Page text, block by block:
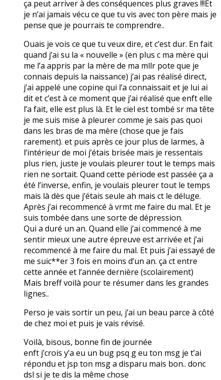
ça peut arriver à des conséquences plus graves !!!Et
je n’ai jamais vécu ce que tu vis avec ton père mais je
pense que je pourrais te comprendre..
Ouais je vois ce que tu veux dire, et c’est dur. En fait
quand j’ai su la « nouvelle » (en plus c ma mère qui
me l’a appris par la mère de ma mllr pote que je
connais depuis la naissance) j’ai pas réalisé direct,
j’ai appelé une copine qui l’a connaissait et je lui ai
dit et c’est à ce moment que j’ai réalisé que enft elle
l’a fait, elle est plus là. Et le ciel est tombé sr ma tête
je me suis mise à pleurer comme je sais pas quoi
dans les bras de ma mère (chose que je fais
rarement). et puis après ce jour plus de larmes, à
l’intérieur de moi j’étais brisée mais je ressentais
plus rien, juste je voulais pleurer tout le temps mais
rien ne sortait. Quand cette période est passée ça a
été l’inverse, enfin, je voulais pleurer tout le temps
mais là dès que j’étais seule ah mais ct le déluge.
Après j’ai recommencé à vrmt me faire du mal. Et je
suis tombée dans une sorte de dépression.
Qui a duré un an. Quand elle j’ai commencé à me
sentir mieux une autre épreuve est arrivée et j’ai
recommencé à me faire du mal. Et puis j’ai essayé de
me suic**er 3 fois en moins d’un an. ça ct entre
cette année et l’année dernière (scolairement)
Mais breff voilà pour te résumer dans les grandes
lignes..
Perso je vais sortir un peu, j’ai un beau parce à côté
de chez moi et puis je vais révisé.
Voilà, bisous, bonne fin de journée
enft j’crois y’a eu un bug psq g eu ton msg je t’ai
répondu et jsp ton msg a disparu mais bon.. donc
dsl si je te dis la même chose